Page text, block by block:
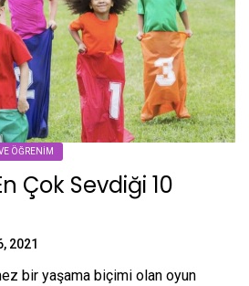
ÖĞRENIM
Çok Sevdiği 10
2021
bir yaşama biçimi olan oyun